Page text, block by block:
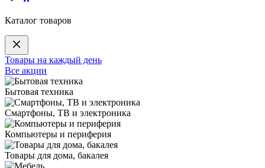
Каталог товаров
Товары на каждый день
Все акции
Бытовая техника
Смартфоны, ТВ и электроника
Компьютеры и периферия
Товары для дома, бакалея